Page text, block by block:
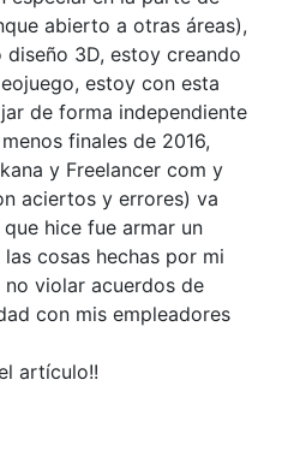
abierto a otras áreas),
diseño 3D, estoy creando
estoy con esta
de forma independiente
finales de 2016,
y Freelancer com y
aciertos y errores) va
hice fue armar un
cosas hechas por mi
violar acuerdos de
con mis empleadores
artículo!!